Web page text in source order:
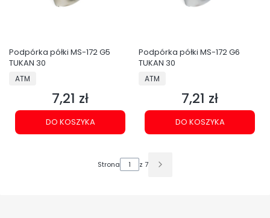
Podpórka półki MS-172 G5
TUKAN 30
PRODUCENT
ATM
Cena
7,21 zł
DO KOSZYKA
Podpórka półki MS-172 G6
TUKAN 30
PRODUCENT
ATM
Cena
7,21 zł
DO KOSZYKA
Strona z 7